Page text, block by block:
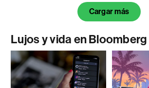
Cargar más
Lujos y vida en Bloomberg